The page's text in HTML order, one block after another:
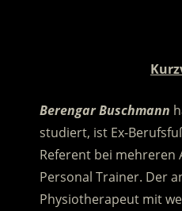
Berengar Buschmann
studiert, ist Ex-
Referent bei mehreren
Personal Trainer. Der
Physiotherapeut mit